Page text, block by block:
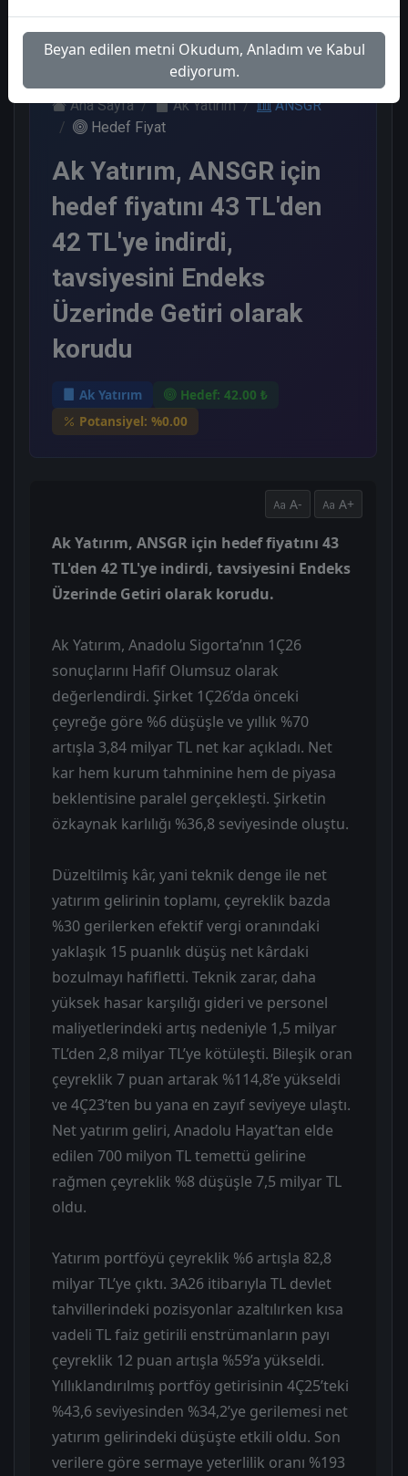
Perşembe, 30 Nisan 2026
Ana Sayfa Ak Yatırım
ANSGR
Hedef Fiyat
Ak Yatırım, ANSGR için
hedef fiyatını 43 TL'den
42 TL'ye indirdi,
tavsiyesini Endeks
Üzerinde Getiri olarak
korudu
Ak Yatırım
Hedef: 42.00 ₺
Potansiyel: %0.00
A- A+
Ak Yatırım, ANSGR için hedef fiyatını 43
TL'den 42 TL'ye indirdi, tavsiyesini Endeks
Üzerinde Getiri olarak korudu.
Ak Yatırım, Anadolu Sigorta’nın 1Ç26
sonuçlarını Hafif Olumsuz olarak
değerlendirdi. Şirket 1Ç26’da önceki
çeyreğe göre %6 düşüşle ve yıllık %70
artışla 3,84 milyar TL net kar açıkladı. Net
kar hem kurum tahminine hem de piyasa
beklentisine paralel gerçekleşti. Şirketin
özkaynak karlılığı %36,8 seviyesinde oluştu.
Düzeltilmiş kâr, yani teknik denge ile net
yatırım gelirinin toplamı, çeyreklik bazda
%30 gerilerken efektif vergi oranındaki
yaklaşık 15 puanlık düşüş net kârdaki
bozulmayı hafifletti. Teknik zarar, daha
yüksek hasar karşılığı gideri ve personel
maliyetlerindeki artış nedeniyle 1,5 milyar
TL’den 2,8 milyar TL’ye kötüleşti. Bileşik oran
çeyreklik 7 puan artarak %114,8’e yükseldi
ve 4Ç23’ten bu yana en zayıf seviyeye ulaştı.
Net yatırım geliri, Anadolu Hayat’tan elde
edilen 700 milyon TL temettü gelirine
rağmen çeyreklik %8 düşüşle 7,5 milyar TL
oldu.
Yatırım portföyü çeyreklik %6 artışla 82,8
milyar TL’ye çıktı. 3A26 itibarıyla TL devlet
tahvillerindeki pozisyonlar azaltılırken kısa
vadeli TL faiz getirili enstrümanların payı
çeyreklik 12 puan artışla %59’a yükseldi.
Yıllıklandırılmış portföy getirisinin 4Ç25’teki
%43,6 seviyesinden %34,2’ye gerilemesi net
yatırım gelirindeki düşüşte etkili oldu. Son
verilere göre sermaye yeterlilik oranı %193
Beyan edilen metni Okudum, Anladım ve Kabul
ediyorum.